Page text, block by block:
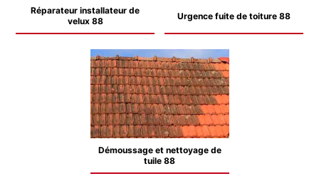
Réparateur installateur de
velux 88
Urgence fuite de toiture 88
Démoussage et nettoyage de
tuile 88